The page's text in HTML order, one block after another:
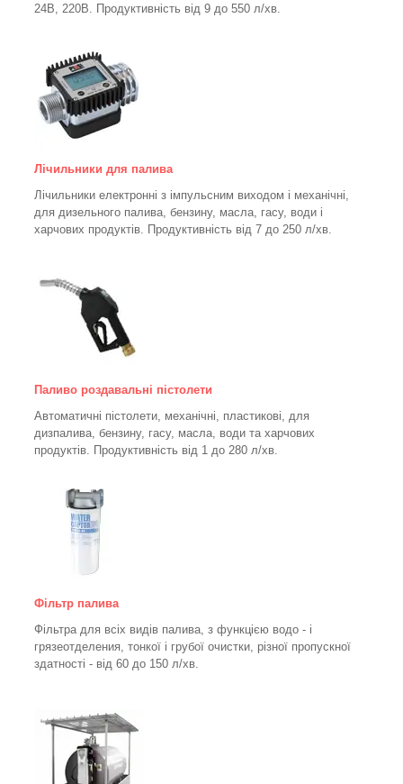
24В, 220В. Продуктивність від 9 до 550 л/хв.
Лічильники для палива
Лічильники електронні з імпульсним виходом і механічні,
для дизельного палива, бензину, масла, гасу, води і
харчових продуктів. Продуктивність від 7 до 250 л/хв.
Паливо роздавальні пістолети
Автоматичні пістолети, механічні, пластикові, для
дизпалива, бензину, гасу, масла, води та харчових
продуктів. Продуктивність від 1 до 280 л/хв.
Фільтр палива
Фільтра для всіх видів палива, з функцією водо - і
грязеотделения, тонкої і грубої очистки, різної пропускної
здатності - від 60 до 150 л/хв.